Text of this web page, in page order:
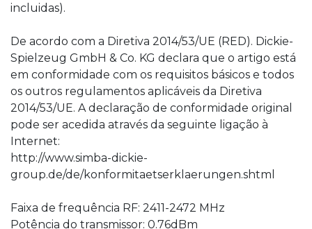
incluidas).
De acordo com a Diretiva 2014/53/UE (RED). Dickie-
Spielzeug GmbH & Co. KG declara que o artigo está
em conformidade com os requisitos básicos e todos
os outros regulamentos aplicáveis da Diretiva
2014/53/UE. A declaração de conformidade original
pode ser acedida através da seguinte ligação à
Internet:
http://www.simba-dickie-
group.de/de/konformitaetserklaerungen.shtml
Faixa de frequência RF: 2411-2472 MHz
Potência do transmissor: 0.76dBm